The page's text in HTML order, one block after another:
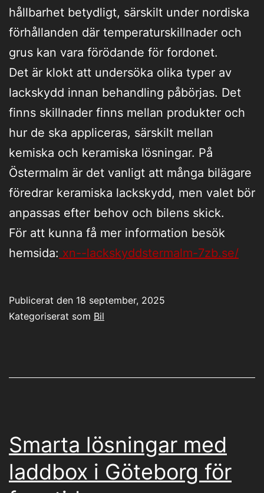
hållbarhet betydligt, särskilt under nordiska
förhållanden där temperaturskillnader och
grus kan vara förödande för fordonet.
Det är klokt att undersöka olika typer av
lackskydd innan behandling påbörjas. Det
finns skillnader finns mellan produkter och
hur de ska appliceras, särskilt mellan
kemiska och keramiska lösningar. På
Östermalm är det vanligt att många bilägare
föredrar keramiska lackskydd, men valet bör
anpassas efter behov och bilens skick.
För att kunna få mer information besök
hemsida: xn--lackskyddstermalm-7zb.se/
Publicerat den 18 september, 2025
Kategoriserat som Bil
Smarta lösningar med
laddbox i Göteborg för